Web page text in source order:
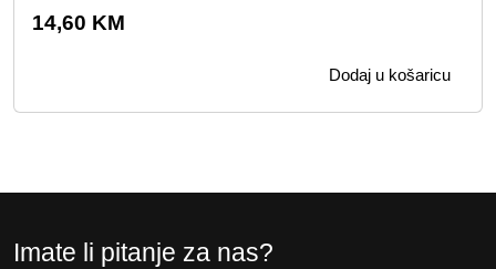
14,60 KM
Dodaj u košaricu
Imate li pitanje za nas?